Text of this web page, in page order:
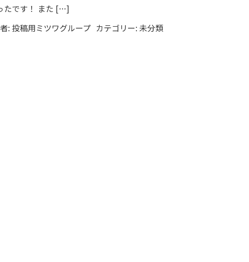
たです！ また […]
: 投稿用ミツワグループ カテゴリー: 未分類